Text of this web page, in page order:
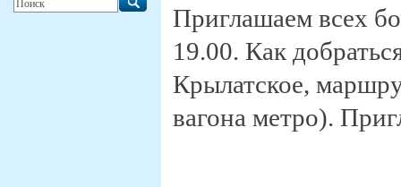
Приглашаем всех
19.00. Как
Крылатское,
вагона метро).